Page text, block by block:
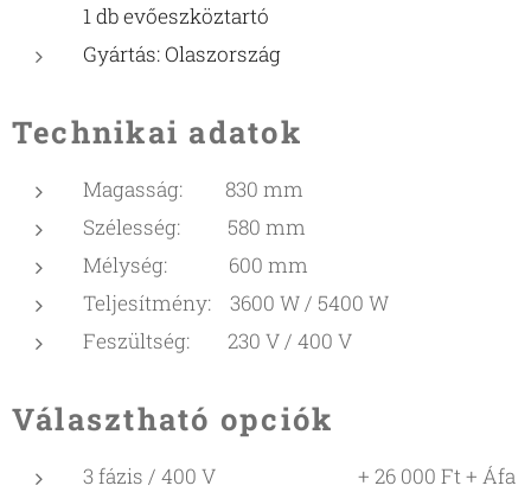
1 db evőeszköztartó
Gyártás: Olaszország
Technikai adatok
Magasság: 830 mm
Szélesség: 580 mm
Mélység: 600 mm
Teljesítmény: 3600 W / 5400 W
Feszültség: 230 V / 400 V
Választható opciók
3 fázis / 400 V + 26 000 Ft + Áfa